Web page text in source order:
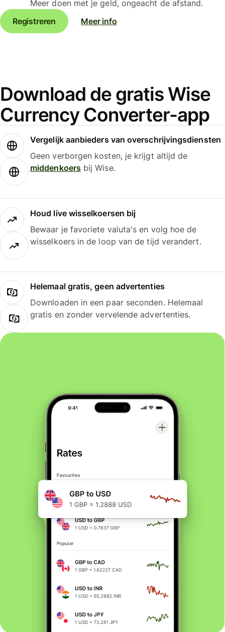
Meer doen met je geld, ongeacht de afstand.
Registreren
Meer info
Download de gratis Wise
Currency Converter-app
Vergelijk aanbieders van overschrijvingsdiensten
Geen verborgen kosten, je krijgt altijd de
middenkoersbij Wise.
Houd live wisselkoersen bij
Bewaar je favoriete valuta's en volg hoe de
wisselkoers in de loop van de tijd verandert.
Helemaal gratis, geen advertenties
Downloaden in een paar seconden. Helemaal
gratis en zonder vervelende advertenties.